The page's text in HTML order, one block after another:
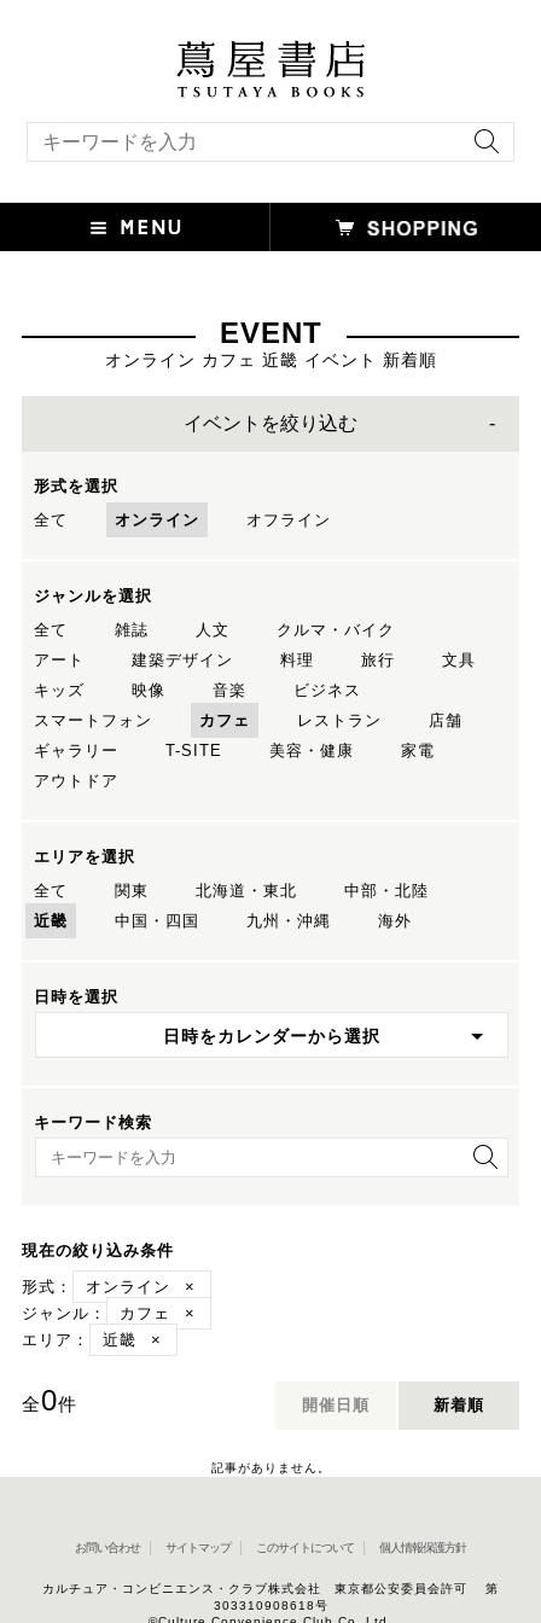
EVENT
オンライン カフェ 近畿 イベント 新着順
イベントを絞り込む
形式を選択
全て
オンライン オフライン
ジャンルを選択
全て
雑誌 人文
クルマ・バイク
アート
建築デザイン 料理 旅行
文具
キッズ
映像 音楽
ビジネス
スマートフォン
カフェ レストラン
店舗
ギャラリー
T-SITE 美容・健康
家電
アウトドア
エリアを選択
全て
関東 北海道・東北
中部・北陸
近畿
中国・四国 九州・沖縄 海外
日時を選択
日時をカレンダーから選択
キーワード検索
キーワード検索
現在の絞り込み条件
形式：
オンライン
×
ジャンル：
カフェ
×
エリア：
近畿 ×
全0件 開催日順 新着順
記事がありません。
お問い合わせ サイトマップ このサイトについて 個人情報保護方針
カルチュア・コンビニエンス・クラブ株式会社 東京都公安委員会許可 第
303310908618号